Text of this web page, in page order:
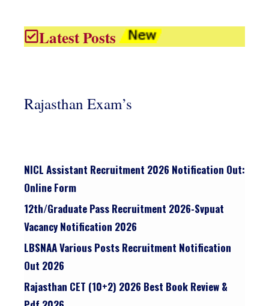
Latest Posts
Rajasthan Exam’s
NICL Assistant Recruitment 2026 Notification Out:
Online Form
12th/graduate Pass Recruitment 2026-Svpuat
Vacancy Notification 2026
LBSNAA Various Posts Recruitment Notification
Out 2026
Rajasthan CET (10+2) 2026 Best Book Review &